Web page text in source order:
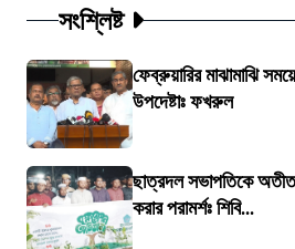
সংশ্লিষ্ট
ফেব্রুয়ারির মাঝামাঝি
উপদেষ্টাঃ ফখরুল
ছাত্রদল সভাপতিকে অতীত
করার পরামর্শঃ শিবি...